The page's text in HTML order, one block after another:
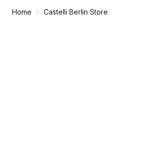
Home Castelli Berlin Store